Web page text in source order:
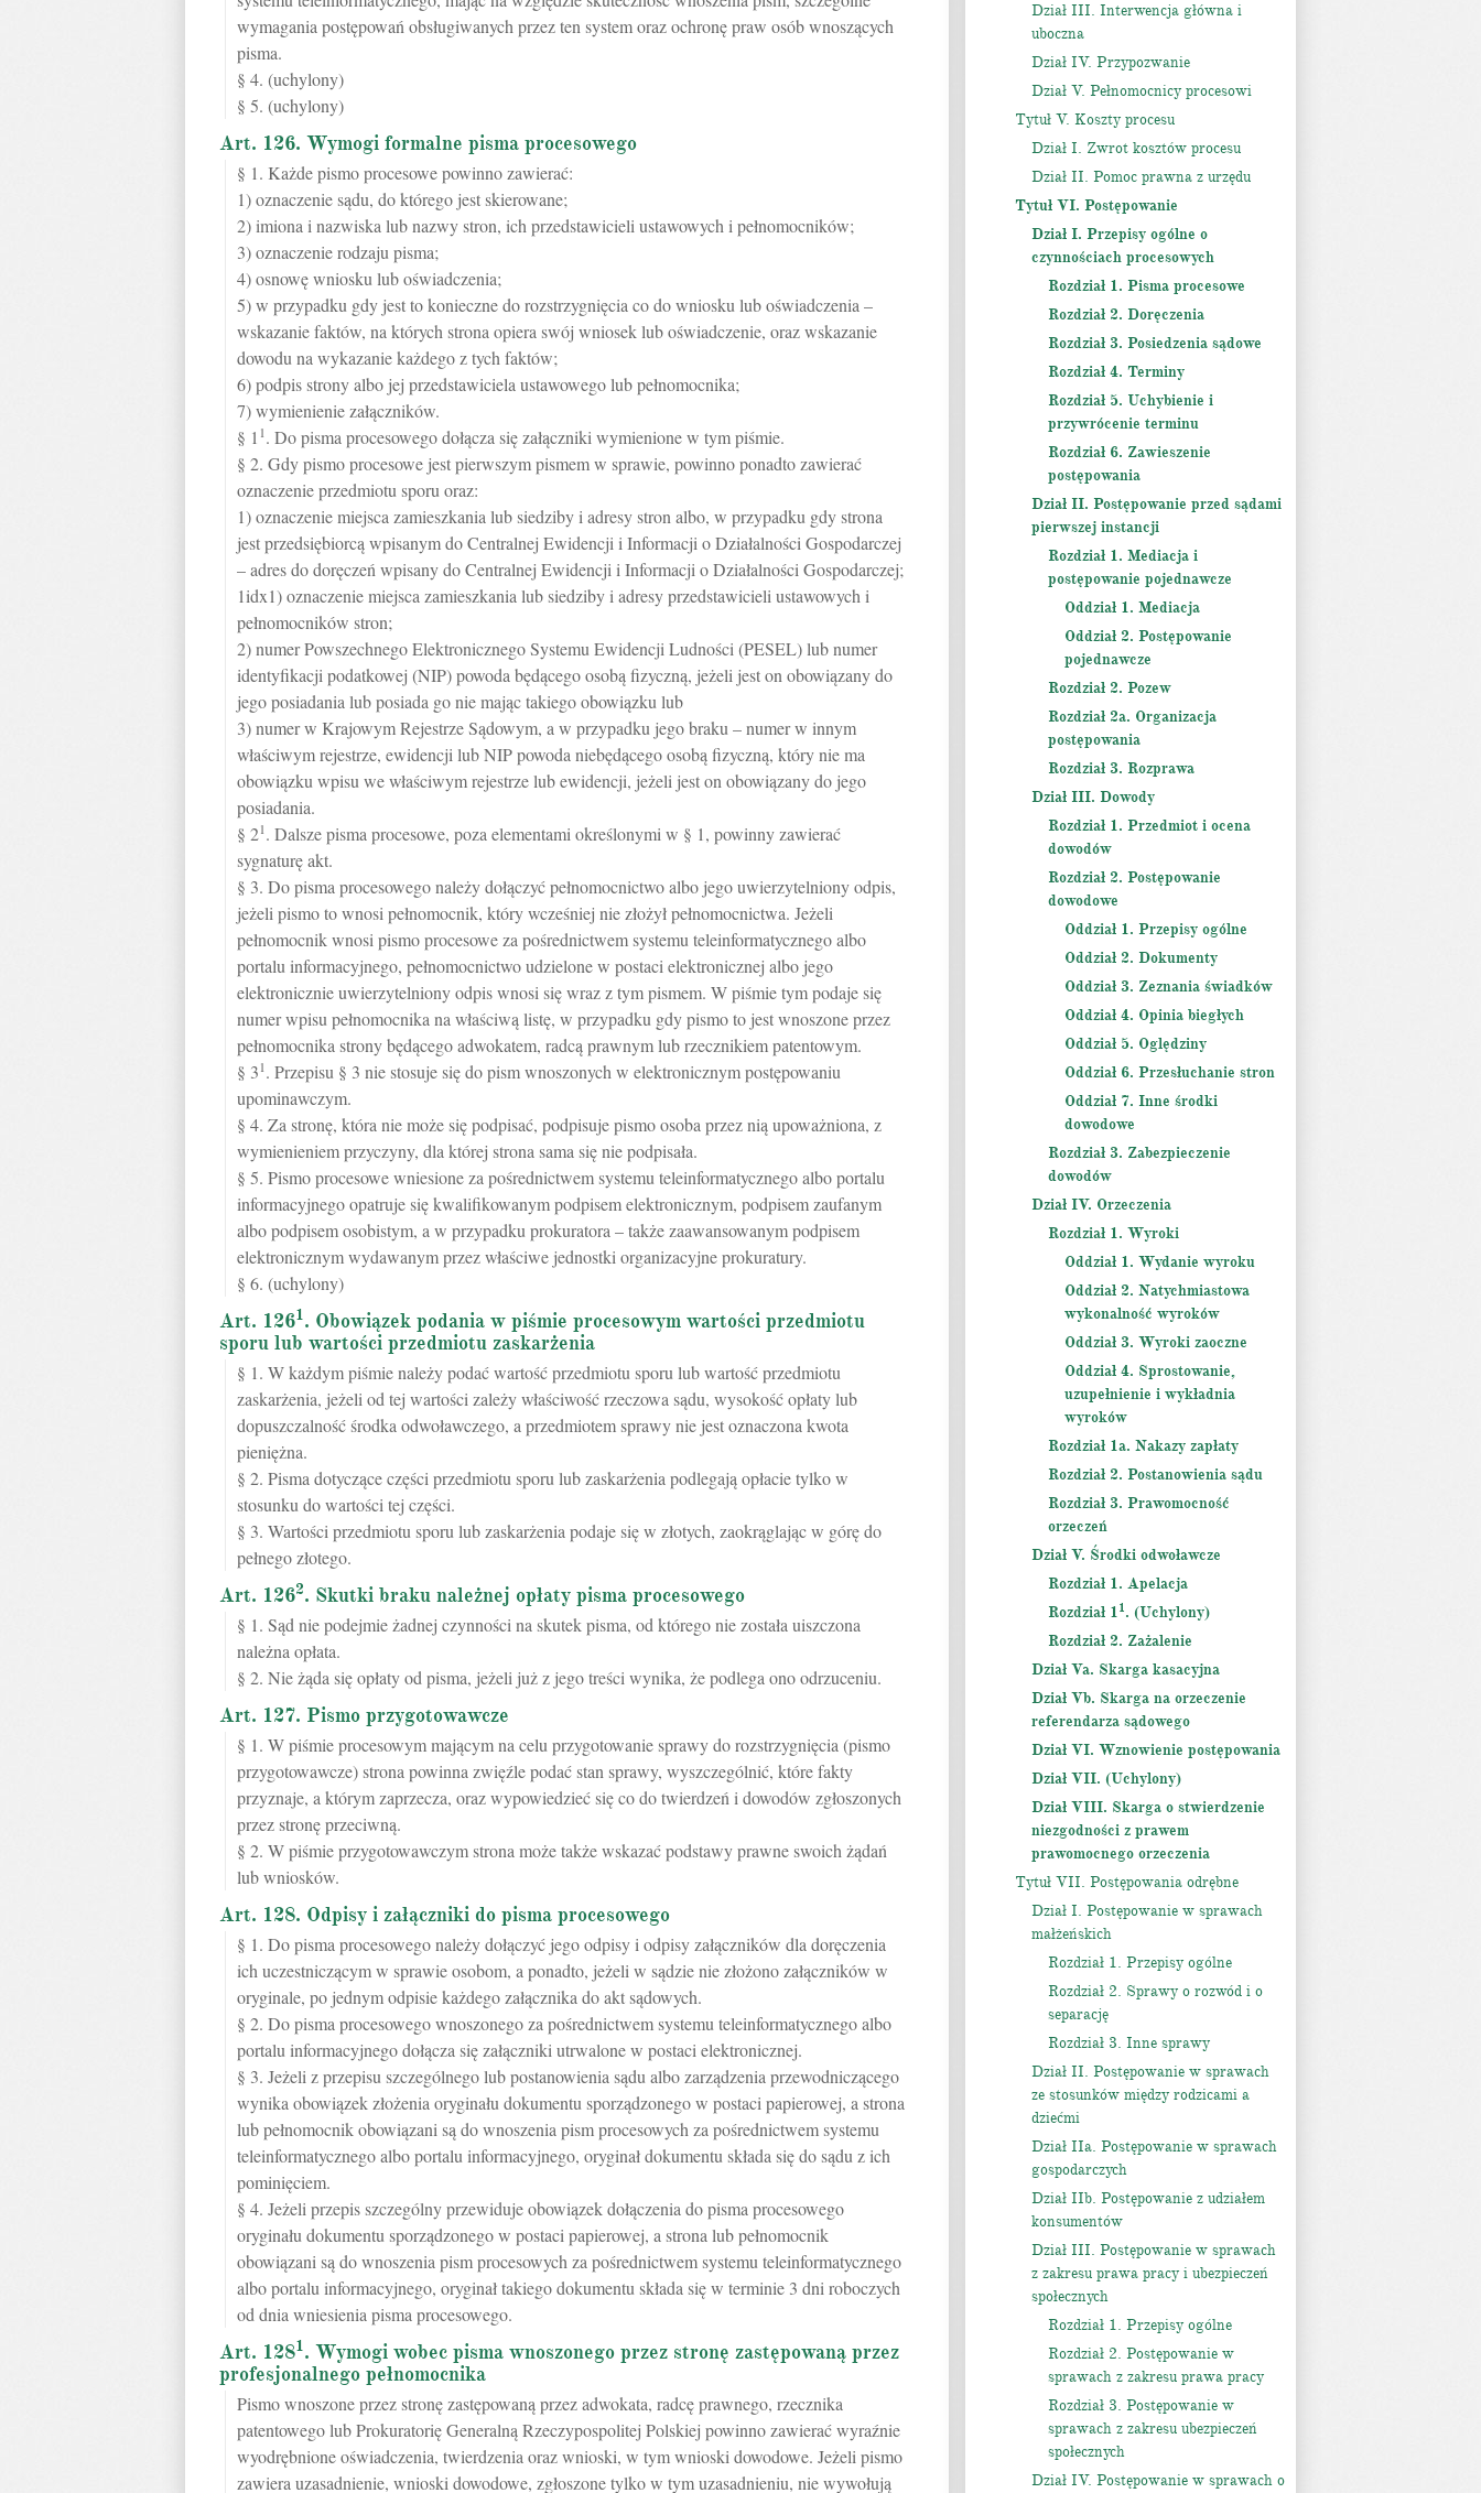
wymagania postępowań obsługiwanych przez ten system oraz ochronę praw osób wnoszących
pisma.
§ 4. (uchylony)
§ 5. (uchylony)
Art. 126. Wymogi formalne pisma procesowego
§ 1. Każde pismo procesowe powinno zawierać:
1) oznaczenie sądu, do którego jest skierowane;
2) imiona i nazwiska lub nazwy stron, ich przedstawicieli ustawowych i pełnomocników;
3) oznaczenie rodzaju pisma;
4) osnowę wniosku lub oświadczenia;
5) w przypadku gdy jest to konieczne do rozstrzygnięcia co do wniosku lub oświadczenia –
wskazanie faktów, na których strona opiera swój wniosek lub oświadczenie, oraz wskazanie
dowodu na wykazanie każdego z tych faktów;
6) podpis strony albo jej przedstawiciela ustawowego lub pełnomocnika;
7) wymienienie załączników.
§ 1 1. Do pisma procesowego dołącza się załączniki wymienione w tym piśmie.
§ 2. Gdy pismo procesowe jest pierwszym pismem w sprawie, powinno ponadto zawierać
oznaczenie przedmiotu sporu oraz:
1) oznaczenie miejsca zamieszkania lub siedziby i adresy stron albo, w przypadku gdy strona
jest przedsiębiorcą wpisanym do Centralnej Ewidencji i Informacji o Działalności Gospodarczej
– adres do doręczeń wpisany do Centralnej Ewidencji i Informacji o Działalności Gospodarczej;
1idx1) oznaczenie miejsca zamieszkania lub siedziby i adresy przedstawicieli ustawowych i
pełnomocników stron;
2) numer Powszechnego Elektronicznego Systemu Ewidencji Ludności (PESEL) lub numer
identyfikacji podatkowej (NIP) powoda będącego osobą fizyczną, jeżeli jest on obowiązany do
jego posiadania lub posiada go nie mając takiego obowiązku lub
3) numer w Krajowym Rejestrze Sądowym, a w przypadku jego braku – numer w innym
właściwym rejestrze, ewidencji lub NIP powoda niebędącego osobą fizyczną, który nie ma
obowiązku wpisu we właściwym rejestrze lub ewidencji, jeżeli jest on obowiązany do jego
posiadania.
§ 21. Dalsze pisma procesowe, poza elementami określonymi w § 1, powinny zawierać
sygnaturę akt.
§ 3. Do pisma procesowego należy dołączyć pełnomocnictwo albo jego uwierzytelniony odpis,
jeżeli pismo to wnosi pełnomocnik, który wcześniej nie złożył pełnomocnictwa. Jeżeli
pełnomocnik wnosi pismo procesowe za pośrednictwem systemu teleinformatycznego albo
portalu informacyjnego, pełnomocnictwo udzielone w postaci elektronicznej albo jego
elektronicznie uwierzytelniony odpis wnosi się wraz z tym pismem. W piśmie tym podaje się
numer wpisu pełnomocnika na właściwą listę, w przypadku gdy pismo to jest wnoszone przez
pełnomocnika strony będącego adwokatem, radcą prawnym lub rzecznikiem patentowym.
§ 31. Przepisu § 3 nie stosuje się do pism wnoszonych w elektronicznym postępowaniu
upominawczym.
§ 4. Za stronę, która nie może się podpisać, podpisuje pismo osoba przez nią upoważniona, z
wymienieniem przyczyny, dla której strona sama się nie podpisała.
§ 5. Pismo procesowe wniesione za pośrednictwem systemu teleinformatycznego albo portalu
informacyjnego opatruje się kwalifikowanym podpisem elektronicznym, podpisem zaufanym
albo podpisem osobistym, a w przypadku prokuratora – także zaawansowanym podpisem
elektronicznym wydawanym przez właściwe jednostki organizacyjne prokuratury.
§ 6. (uchylony)
Art. 1261. Obowiązek podania w piśmie procesowym wartości przedmiotu
sporu lub wartości przedmiotu zaskarżenia
§ 1. W każdym piśmie należy podać wartość przedmiotu sporu lub wartość przedmiotu
zaskarżenia, jeżeli od tej wartości zależy właściwość rzeczowa sądu, wysokość opłaty lub
dopuszczalność środka odwoławczego, a przedmiotem sprawy nie jest oznaczona kwota
pieniężna.
§ 2. Pisma dotyczące części przedmiotu sporu lub zaskarżenia podlegają opłacie tylko w
stosunku do wartości tej części.
§ 3. Wartości przedmiotu sporu lub zaskarżenia podaje się w złotych, zaokrąglając w górę do
pełnego złotego.
Art. 1262. Skutki braku należnej opłaty pisma procesowego
§ 1. Sąd nie podejmie żadnej czynności na skutek pisma, od którego nie została uiszczona
należna opłata.
§ 2. Nie żąda się opłaty od pisma, jeżeli już z jego treści wynika, że podlega ono odrzuceniu.
Art. 127. Pismo przygotowawcze
§ 1. W piśmie procesowym mającym na celu przygotowanie sprawy do rozstrzygnięcia (pismo
przygotowawcze) strona powinna zwięźle podać stan sprawy, wyszczególnić, które fakty
przyznaje, a którym zaprzecza, oraz wypowiedzieć się co do twierdzeń i dowodów zgłoszonych
przez stronę przeciwną.
§ 2. W piśmie przygotowawczym strona może także wskazać podstawy prawne swoich żądań
lub wniosków.
Art. 128. Odpisy i załączniki do pisma procesowego
§ 1. Do pisma procesowego należy dołączyć jego odpisy i odpisy załączników dla doręczenia
ich uczestniczącym w sprawie osobom, a ponadto, jeżeli w sądzie nie złożono załączników w
oryginale, po jednym odpisie każdego załącznika do akt sądowych.
§ 2. Do pisma procesowego wnoszonego za pośrednictwem systemu teleinformatycznego albo
portalu informacyjnego dołącza się załączniki utrwalone w postaci elektronicznej.
§ 3. Jeżeli z przepisu szczególnego lub postanowienia sądu albo zarządzenia przewodniczącego
wynika obowiązek złożenia oryginału dokumentu sporządzonego w postaci papierowej, a strona
lub pełnomocnik obowiązani są do wnoszenia pism procesowych za pośrednictwem systemu
teleinformatycznego albo portalu informacyjnego, oryginał dokumentu składa się do sądu z ich
pominięciem.
§ 4. Jeżeli przepis szczególny przewiduje obowiązek dołączenia do pisma procesowego
oryginału dokumentu sporządzonego w postaci papierowej, a strona lub pełnomocnik
obowiązani są do wnoszenia pism procesowych za pośrednictwem systemu teleinformatycznego
albo portalu informacyjnego, oryginał takiego dokumentu składa się w terminie 3 dni roboczych
od dnia wniesienia pisma procesowego.
Art. 1281. Wymogi wobec pisma wnoszonego przez stronę zastępowaną przez
profesjonalnego pełnomocnika
Pismo wnoszone przez stronę zastępowaną przez adwokata, radcę prawnego, rzecznika
patentowego lub Prokuratorię Generalną Rzeczypospolitej Polskiej powinno zawierać wyraźnie
wyodrębnione oświadczenia, twierdzenia oraz wnioski, w tym wnioski dowodowe. Jeżeli pismo
zawiera uzasadnienie, wnioski dowodowe, zgłoszone tylko w tym uzasadnieniu, nie wywołują
Dział III. Interwencja główna i
uboczna
Dział IV. Przypozwanie
Dział V. Pełnomocnicy procesowi
Tytuł V. Koszty procesu
Dział I. Zwrot kosztów procesu
Dział II. Pomoc prawna z urzędu
Tytuł VI. Postępowanie
Dział I. Przepisy ogólne o
czynnościach procesowych
Rozdział 1. Pisma procesowe
Rozdział 2. Doręczenia
Rozdział 3. Posiedzenia sądowe
Rozdział 4. Terminy
Rozdział 5. Uchybienie i
przywrócenie terminu
Rozdział 6. Zawieszenie
postępowania
Dział II. Postępowanie przed sądami
pierwszej instancji
Rozdział 1. Mediacja i
postępowanie pojednawcze
Oddział 1. Mediacja
Oddział 2. Postępowanie
pojednawcze
Rozdział 2. Pozew
Rozdział 2a. Organizacja
postępowania
Rozdział 3. Rozprawa
Dział III. Dowody
Rozdział 1. Przedmiot i ocena
dowodów
Rozdział 2. Postępowanie
dowodowe
Oddział 1. Przepisy ogólne
Oddział 2. Dokumenty
Oddział 3. Zeznania świadków
Oddział 4. Opinia biegłych
Oddział 5. Oględziny
Oddział 6. Przesłuchanie stron
Oddział 7. Inne środki
dowodowe
Rozdział 3. Zabezpieczenie
dowodów
Dział IV. Orzeczenia
Rozdział 1. Wyroki
Oddział 1. Wydanie wyroku
Oddział 2. Natychmiastowa
wykonalność wyroków
Oddział 3. Wyroki zaoczne
Oddział 4. Sprostowanie,
uzupełnienie i wykładnia
wyroków
Rozdział 1a. Nakazy zapłaty
Rozdział 2. Postanowienia sądu
Rozdział 3. Prawomocność
orzeczeń
Dział V. Środki odwoławcze
Rozdział 1. Apelacja
Rozdział 11. (Uchylony)
Rozdział 2. Zażalenie
Dział Va. Skarga kasacyjna
Dział Vb. Skarga na orzeczenie
referendarza sądowego
Dział VI. Wznowienie postępowania
Dział VII. (Uchylony)
Dział VIII. Skarga o stwierdzenie
niezgodności z prawem
prawomocnego orzeczenia
Tytuł VII. Postępowania odrębne
Dział I. Postępowanie w sprawach
małżeńskich
Rozdział 1. Przepisy ogólne
Rozdział 2. Sprawy o rozwód i o
separację
Rozdział 3. Inne sprawy
Dział II. Postępowanie w sprawach
ze stosunków między rodzicami a
dziećmi
Dział IIa. Postępowanie w sprawach
gospodarczych
Dział IIb. Postępowanie z udziałem
konsumentów
Dział III. Postępowanie w sprawach
z zakresu prawa pracy i ubezpieczeń
społecznych
Rozdział 1. Przepisy ogólne
Rozdział 2. Postępowanie w
sprawach z zakresu prawa pracy
Rozdział 3. Postępowanie w
sprawach z zakresu ubezpieczeń
społecznych
Dział IV. Postępowanie w sprawach o